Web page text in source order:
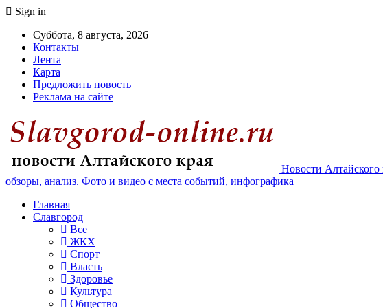
Sign in
Суббота, 8 августа, 2026
Контакты
Лента
Карта
Предложить новость
Реклама на сайте
Новости Алтайского
обзоры, анализ. Фото и видео с места событий, инфографика
Главная
Славгород
Все
ЖКХ
Спорт
Власть
Здоровье
Культура
Общество